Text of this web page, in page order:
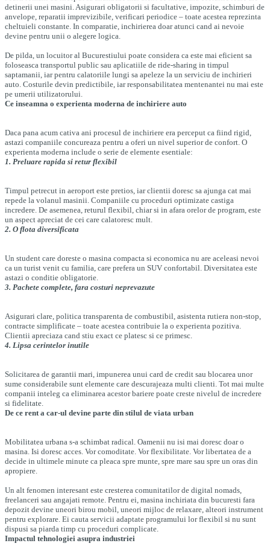
detinerii unei masini. Asigurari obligatorii si facultative, impozite, schimburi de
anvelope, reparatii imprevizibile, verificari periodice – toate acestea reprezinta
cheltuieli constante. In comparatie, inchirierea doar atunci cand ai nevoie
devine pentru unii o alegere logica.
De pilda, un locuitor al Bucurestiului poate considera ca este mai eficient sa
foloseasca transportul public sau aplicatiile de ride-sharing in timpul
saptamanii, iar pentru calatoriile lungi sa apeleze la un serviciu de inchirieri
auto. Costurile devin predictibile, iar responsabilitatea mentenantei nu mai este
pe umerii utilizatorului.
Ce inseamna o experienta moderna de inchiriere auto
Daca pana acum cativa ani procesul de inchiriere era perceput ca fiind rigid,
astazi companiile concureaza pentru a oferi un nivel superior de confort. O
experienta moderna include o serie de elemente esentiale:
1. Preluare rapida si retur flexibil
Timpul petrecut in aeroport este pretios, iar clientii doresc sa ajunga cat mai
repede la volanul masinii. Companiile cu proceduri optimizate castiga
incredere. De asemenea, returul flexibil, chiar si in afara orelor de program, este
un aspect apreciat de cei care calatoresc mult.
2. O flota diversificata
Un student care doreste o masina compacta si economica nu are aceleasi nevoi
ca un turist venit cu familia, care prefera un SUV confortabil. Diversitatea este
astazi o conditie obligatorie.
3. Pachete complete, fara costuri neprevazute
Asigurari clare, politica transparenta de combustibil, asistenta rutiera non-stop,
contracte simplificate – toate acestea contribuie la o experienta pozitiva.
Clientii apreciaza cand stiu exact ce platesc si ce primesc.
4. Lipsa cerintelor inutile
Solicitarea de garantii mari, impunerea unui card de credit sau blocarea unor
sume considerabile sunt elemente care descurajeaza multi clienti. Tot mai multe
companii inteleg ca eliminarea acestor bariere poate creste nivelul de incredere
si fidelitate.
De ce rent a car-ul devine parte din stilul de viata urban
Mobilitatea urbana s-a schimbat radical. Oamenii nu isi mai doresc doar o
masina. Isi doresc acces. Vor comoditate. Vor flexibilitate. Vor libertatea de a
decide in ultimele minute ca pleaca spre munte, spre mare sau spre un oras din
apropiere.
Un alt fenomen interesant este cresterea comunitatilor de digital nomads,
freelanceri sau angajati remote. Pentru ei, masina inchiriata din bucuresti fara
depozit devine uneori birou mobil, uneori mijloc de relaxare, alteori instrument
pentru explorare. Ei cauta servicii adaptate programului lor flexibil si nu sunt
dispusi sa piarda timp cu proceduri complicate.
Impactul tehnologiei asupra industriei